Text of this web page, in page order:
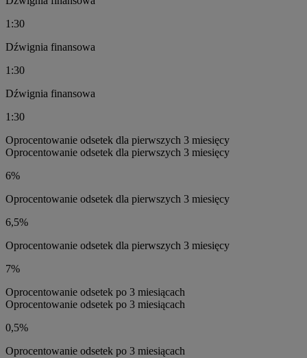
1:30
Dźwignia finansowa
1:30
Dźwignia finansowa
1:30
Oprocentowanie odsetek dla pierwszych 3 miesięcy
Oprocentowanie odsetek dla pierwszych 3 miesięcy
6%
Oprocentowanie odsetek dla pierwszych 3 miesięcy
6,5%
Oprocentowanie odsetek dla pierwszych 3 miesięcy
7%
Oprocentowanie odsetek po 3 miesiącach
Oprocentowanie odsetek po 3 miesiącach
0,5%
Oprocentowanie odsetek po 3 miesiącach